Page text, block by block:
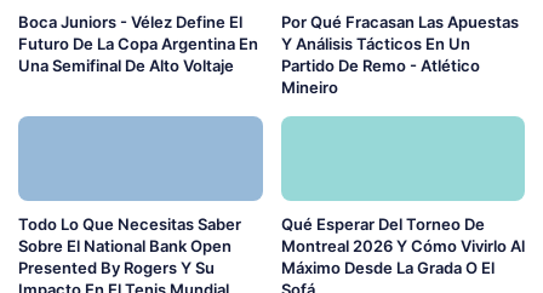
Boca Juniors - Vélez Define El
Futuro De La Copa Argentina En
Una Semifinal De Alto Voltaje
Por Qué Fracasan Las Apuestas
Y Análisis Tácticos En Un
Partido De Remo - Atlético
Mineiro
Todo Lo Que Necesitas Saber
Sobre El National Bank Open
Presented By Rogers Y Su
Impacto En El Tenis Mundial
Qué Esperar Del Torneo De
Montreal 2026 Y Cómo Vivirlo Al
Máximo Desde La Grada O El
Sofá